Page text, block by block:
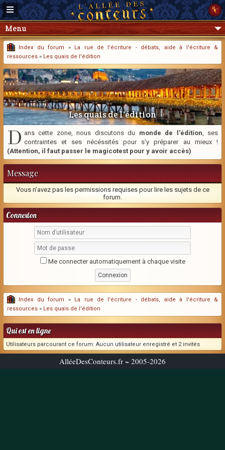
Menu
Index du forum » La rue de l'écriture - débats, aide à l'écriture &
ressources » Les quais de l'édition
Les quais de l'édition
D ans cette zone, nous discutons du monde de l'édition, ses
contraintes et ses nécéssités pour s'y préparer au mieux !
(Attention, il faut passer le magicotest pour y avoir accès)
Message
Vous n’avez pas les permissions requises pour lire les sujets de ce
forum.
Connexion
Me connecter automatiquement à chaque visite
Index du forum » La rue de l'écriture - débats, aide à l'écriture &
ressources » Les quais de l'édition
Qui est en ligne
Utilisateurs parcourant ce forum: Aucun utilisateur enregistré et 2 invités
AlléeDesConteurs.fr ~ 2005-2026